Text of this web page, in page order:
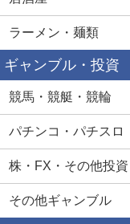
ラーメン・麺類
ギャンブル・投資
競馬・競艇・競輪
パチンコ・パチスロ
株・FX・その他投資
その他ギャンブル